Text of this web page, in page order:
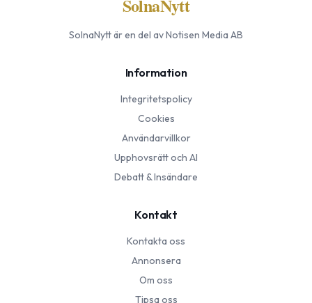
SolnaNytt
SolnaNyttär en del av Notisen Media AB
Information
Integritetspolicy
Cookies
Användarvillkor
Upphovsrätt och AI
Debatt & Insändare
Kontakt
Kontakta oss
Annonsera
Om oss
Tipsa oss